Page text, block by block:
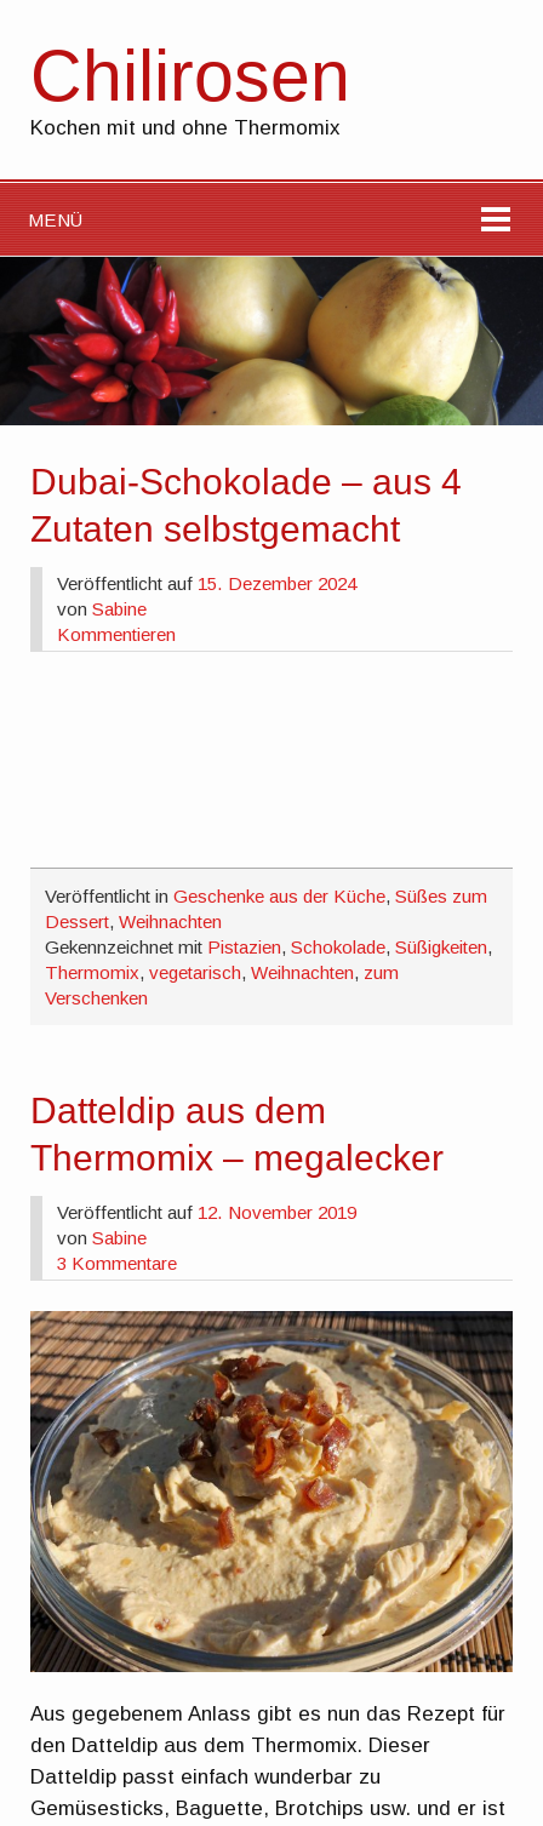
Chilirosen
Kochen mit und ohne Thermomix
MENÜ
Dubai-Schokolade – aus 4
Zutaten selbstgemacht
Veröffentlicht auf 15. Dezember 2024
vonSabine
Kommentieren
Veröffentlicht inGeschenke aus der Küche,Süßes zum
Dessert,Weihnachten
Gekennzeichnet mit Pistazien,Schokolade,Süßigkeiten,
Thermomix,vegetarisch,Weihnachten, zum
Verschenken
Datteldip aus dem
Thermomix – megalecker
Veröffentlicht auf 12. November 2019
vonSabine
3 Kommentare
Aus gegebenem Anlass gibt es nun das Rezept für
den Datteldip aus dem Thermomix. Dieser
Datteldip passt einfach wunderbar zu
Gemüsesticks, Baguette, Brotchips usw. und er ist